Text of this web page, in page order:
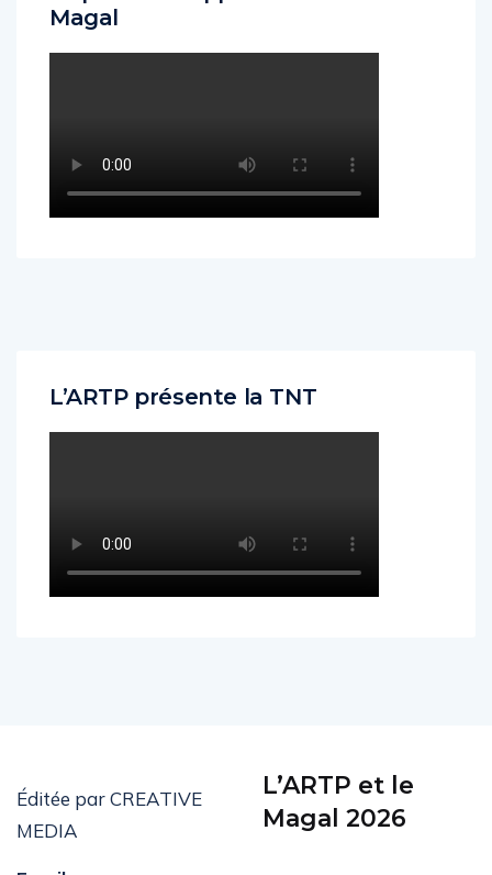
Magal
L’ARTP présente la TNT
Éditée par CREATIVE
MEDIA
L’ARTP et le
Magal 2026